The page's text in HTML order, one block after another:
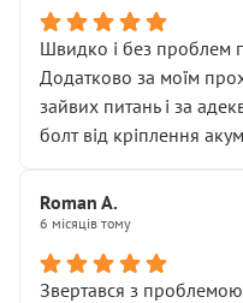
Швидко і без проблем
Додатково за моїм
зайвих питань і за
болт від кріплення
Roman A.
6 місяців тому
Звертався з